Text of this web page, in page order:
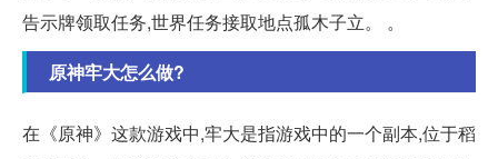
告示牌领取任务,世界任务接取地点孤木子立。 。
原神牢大怎么做?
在《原神》这款游戏中,牢大是指游戏中的一个副本,位于稻